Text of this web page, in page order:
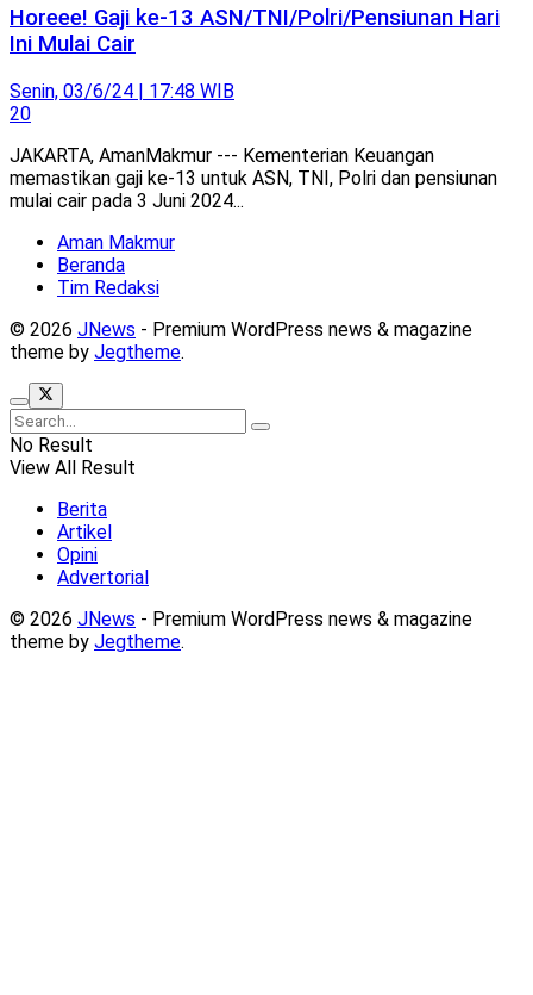
Horeee! Gaji ke-13 ASN/TNI/Polri/Pensiunan Hari
Ini Mulai Cair
Senin, 03/6/24 | 17:48 WIB
20
JAKARTA, AmanMakmur --- Kementerian Keuangan
memastikan gaji ke-13 untuk ASN, TNI, Polri dan pensiunan
mulai cair pada 3 Juni 2024...
Aman Makmur
Beranda
Tim Redaksi
© 2026 JNews - Premium WordPress news & magazine
theme by Jegtheme.
No Result
View All Result
Berita
Artikel
Opini
Advertorial
© 2026 JNews - Premium WordPress news & magazine
theme by Jegtheme.